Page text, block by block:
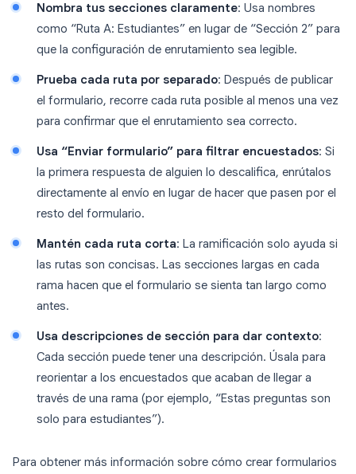
Nombra tus secciones claramente: Usa nombres
como “Ruta A: Estudiantes” en lugar de “Sección 2” para
que la configuración de enrutamiento sea legible.
Prueba cada ruta por separado: Después de publicar
el formulario, recorre cada ruta posible al menos una vez
para confirmar que el enrutamiento sea correcto.
Usa “Enviar formulario” para filtrar encuestados: Si
la primera respuesta de alguien lo descalifica, enrútalos
directamente al envío en lugar de hacer que pasen por el
resto del formulario.
Mantén cada ruta corta: La ramificación solo ayuda si
las rutas son concisas. Las secciones largas en cada
rama hacen que el formulario se sienta tan largo como
antes.
Usa descripciones de sección para dar contexto:
Cada sección puede tener una descripción. Úsala para
reorientar a los encuestados que acaban de llegar a
través de una rama (por ejemplo, “Estas preguntas son
solo para estudiantes”).
Para obtener más información sobre cómo crear formularios